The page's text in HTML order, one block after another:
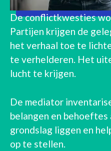
De conflictkwesties
Partijen krijgen de
het verhaal toe te
te verhelderen. Het
lucht te krijgen.
De mediator
belangen en behoeftes
grondslag liggen en
op te stellen.